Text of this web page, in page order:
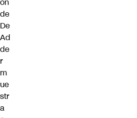
de
De
Ad
de
r
m
ue
str
a